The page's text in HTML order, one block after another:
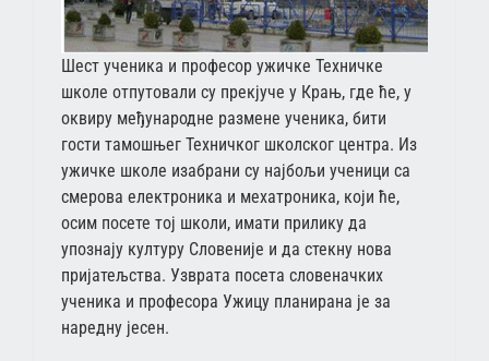
Шест ученика и професор ужичке Техничке
школе отпутовали су прекјуче у Крањ, где ће, у
оквиру међународне размене ученика, бити
гости тамошњег Техничког школског центра. Из
ужичке школе изабрани су најбољи ученици са
смерова електроника и мехатроника, који ће,
осим посете тој школи, имати прилику да
упознају културу Словеније и да стекну нова
пријатељства. Узврата посета словеначких
ученика и професора Ужицу планирана је за
наредну јесен.